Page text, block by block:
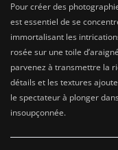
Pour créer des
est essentiel de se
immortalisant les
rosée sur une toile
parvenez à transmettre la
détails et les textures
le spectateur à plonger
insoupçonnée.